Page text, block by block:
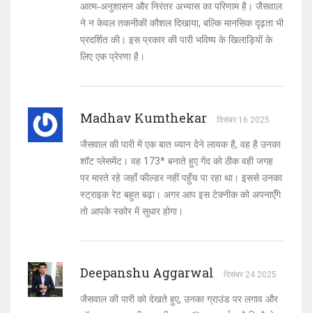
आत्म‑अनुशासन और निरंतर अभ्यास का परिणाम है। जैसवाल
ने न केवल तकनीकी कौशल दिखाया, बल्कि मानसिक दृढ़ता भी
प्रदर्शित की। इस प्रकार की पारी भविष्य के खिलाड़ियों के
लिए एक प्रेरणा है।
Madhav Kumthekar दिसंबर 16 2025
जैसवाल की पारी में एक बात ध्यान देने लायक है, वह है उनका
शॉट प्लेसमेंट। वह 173* बनाते हुए गेंद को ठीक वही जगह
पर मारते रहे जहाँ फील्डर नहीं पहुँच पा रहा था। इससे उनका
स्ट्राइक रेट बहुत बढ़ा। अगर आप इस टेक्नीक को अपनाएँगे
तो आपके स्कोर में सुधार होगा।
Deepanshu Aggarwal दिसंबर 24 2025
जैसवाल की पारी को देखते हुए, उनका ग्राउंड पर लगाव और